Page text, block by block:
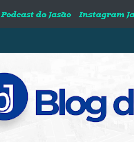
Podcast do Jasão Instagram